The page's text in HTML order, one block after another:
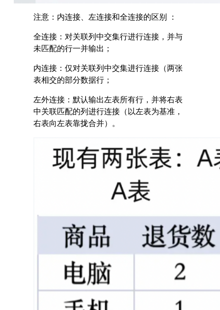
注意：内连接、左连接和全连接的区别 ：
全连接：对关联列中交集行进行连接，并与
未匹配的行一并输出；
内连接：仅对关联列中交集进行连接（两张
表相交的部分数据行；
左外连接：默认输出左表所有行，并将右表
中关联匹配的列进行连接（以左表为基准，
右表向左表靠拢合并）。